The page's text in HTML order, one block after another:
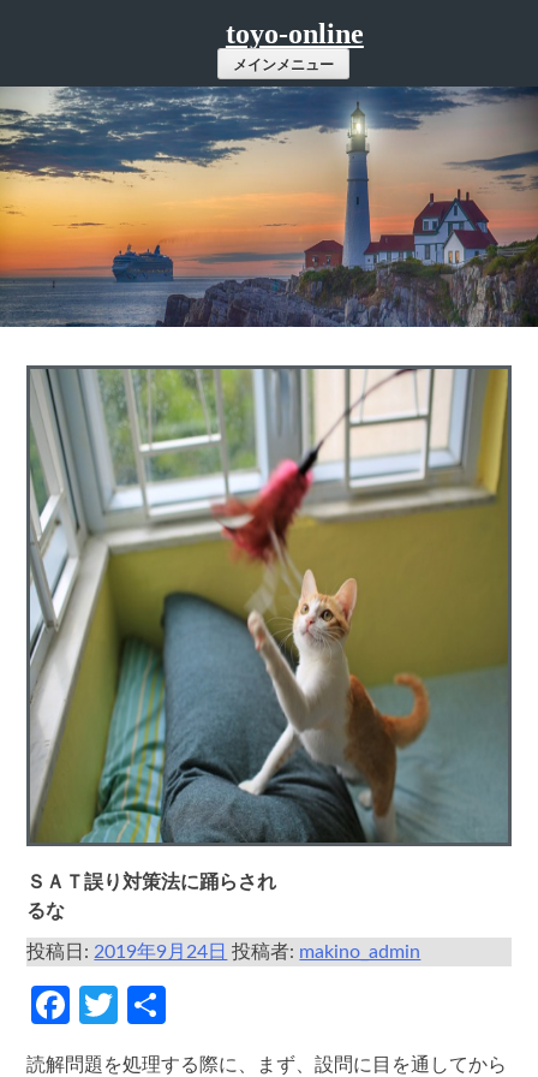
ツ
へ
ス
キ
ッ
プ
toyo-online
メインメニュー
ＳＡＴ誤り対策法に踊らされ
るな
投稿日:2019年9月24日 投稿者: makino_admin
Facebook
Twitter
読解問題を処理する際に、まず、設問に目を通してから